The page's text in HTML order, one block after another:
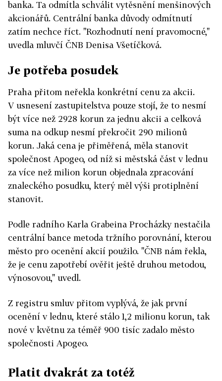
banka. Ta odmítla schválit vytěsnění menšinových
akcionářů. Centrální banka důvody odmítnutí
zatím nechce říct. "Rozhodnutí není pravomocné,"
uvedla mluvčí ČNB Denisa Všetíčková.
Je potřeba posudek
Praha přitom neřekla konkrétní cenu za akcii.
V usnesení zastupitelstva pouze stojí, že to nesmí
být více než 2928 korun za jednu akcii a celková
suma na odkup nesmí překročit 290 milionů
korun. Jaká cena je přiměřená, měla stanovit
společnost Apogeo, od níž si městská část v lednu
za více než milion korun objednala zpracování
znaleckého posudku, který měl výši protiplnění
stanovit.
Podle radního Karla Grabeina Procházky nestačila
centrální bance metoda tržního porovnání, kterou
město pro ocenění akcií použilo. "ČNB nám řekla,
že je cenu zapotřebí ověřit ještě druhou metodou,
výnosovou," uvedl.
Z registru smluv přitom vyplývá, že jak první
ocenění v lednu, které stálo 1,2 milionu korun, tak
nové v květnu za téměř 900 tisíc zadalo město
společnosti Apogeo.
Platit dvakrát za totéž